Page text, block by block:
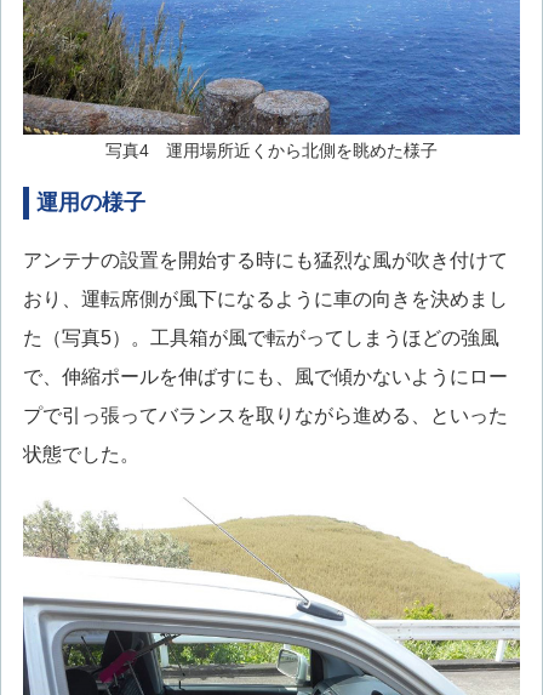
写真4 運用場所近くから北側を眺めた様子
運用の様子
アンテナの設置を開始する時にも猛烈な風が吹き付けて
おり、運転席側が風下になるように車の向きを決めまし
た（写真5）。工具箱が風で転がってしまうほどの強風
で、伸縮ポールを伸ばすにも、風で傾かないようにロー
プで引っ張ってバランスを取りながら進める、といった
状態でした。